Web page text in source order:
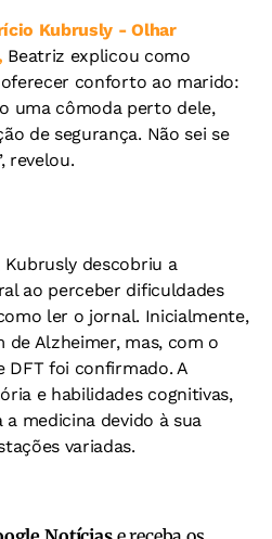
Kubrusly - Olhar
Beatriz explicou como
conforto ao marido:
uma cômoda perto dele,
de segurança. Não sei se
revelou.
Kubrusly descobriu a
ao perceber dificuldades
ler o jornal. Inicialmente,
de Alzheimer, mas, com o
DFT foi confirmado. A
e habilidades cognitivas,
medicina devido à sua
variadas.